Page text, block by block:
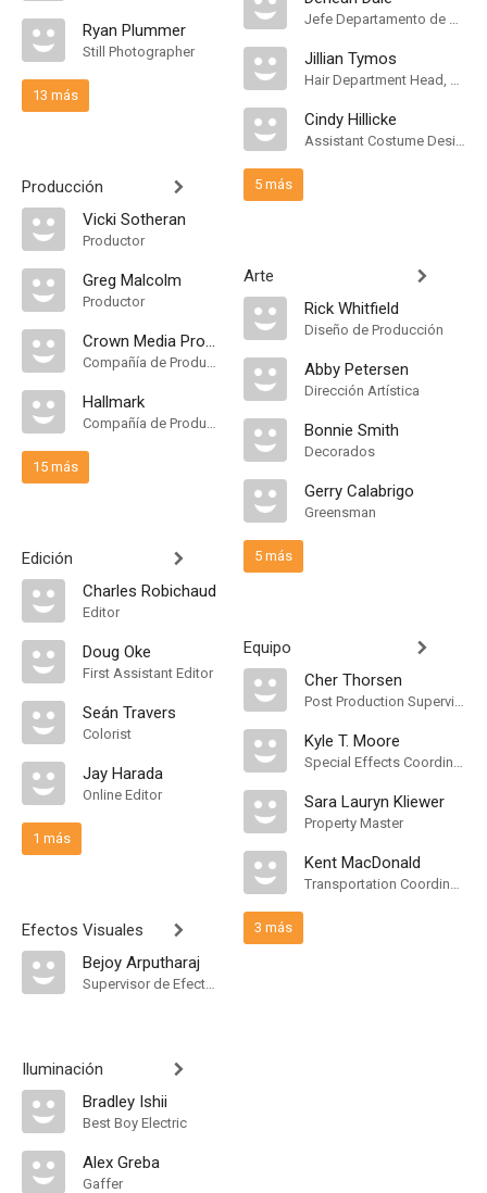
Ryan Plummer
Still Photographer
13 más
Producción
Vicki Sotheran
Productor
Greg Malcolm
Productor
Crown Media Productions
Compañía de Produccion
Hallmark
Compañía de Produccion
15 más
Edición
Charles Robichaud
Editor
Doug Oke
First Assistant Editor
Seán Travers
Colorist
Jay Harada
Online Editor
1 más
Efectos Visuales
Bejoy Arputharaj
Supervisor de Efectos Visuales
Iluminación
Bradley Ishii
Best Boy Electric
Alex Greba
Gaffer
Jefe Departamento de Maquillaje, Key Makeup Artist
Jillian Tymos
Hair Department Head, Key Hair Stylist
Cindy Hillicke
Assistant Costume Designer
5 más
Arte
Rick Whitfield
Diseño de Producción
Abby Petersen
Dirección Artística
Bonnie Smith
Decorados
Gerry Calabrigo
Greensman
5 más
Equipo
Cher Thorsen
Post Production Supervisor
Kyle T. Moore
Special Effects Coordinator
Sara Lauryn Kliewer
Property Master
Kent MacDonald
Transportation Coordinator
3 más